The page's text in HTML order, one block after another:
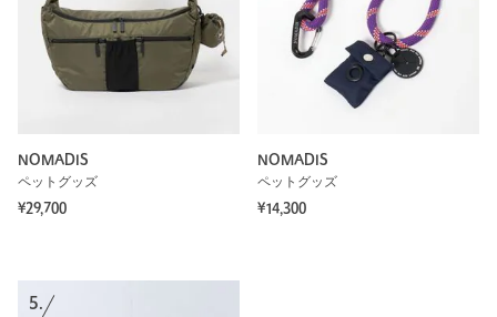
NOMADIS
ペットグッズ
¥29,700
NOMADIS
ペットグッズ
¥14,300
5.